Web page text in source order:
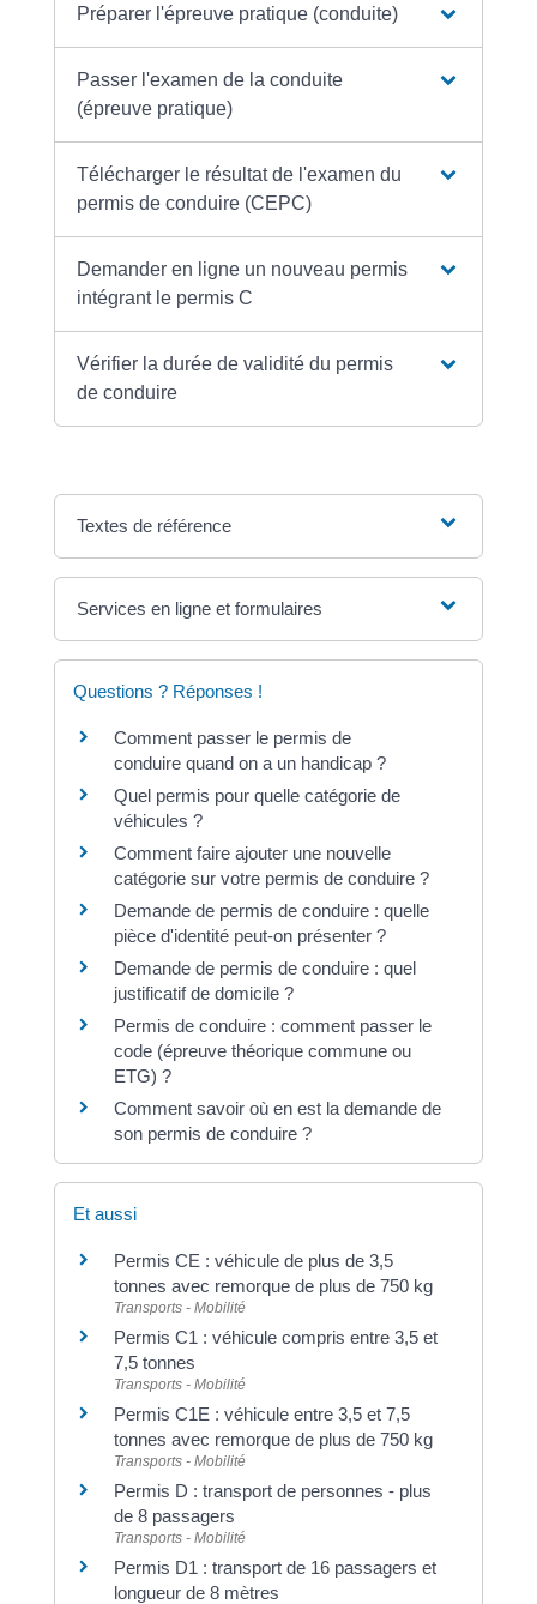
Préparer l'épreuve pratique (conduite)
Passer l'examen de la conduite
(épreuve pratique)
Télécharger le résultat de l'examen du
permis de conduire (CEPC)
Demander en ligne un nouveau permis
intégrant le permis C
Vérifier la durée de validité du permis
de conduire
Textes de référence
Services en ligne et formulaires
Questions ? Réponses !
Comment passer le permis de
conduire quand on a un handicap ?
Quel permis pour quelle catégorie de
véhicules ?
Comment faire ajouter une nouvelle
catégorie sur votre permis de conduire ?
Demande de permis de conduire : quelle
pièce d'identité peut-on présenter ?
Demande de permis de conduire : quel
justificatif de domicile ?
Permis de conduire : comment passer le
code (épreuve théorique commune ou
ETG) ?
Comment savoir où en est la demande de
son permis de conduire ?
Et aussi
Permis CE : véhicule de plus de 3,5
tonnes avec remorque de plus de 750 kg
Transports - Mobilité
Permis C1 : véhicule compris entre 3,5 et
7,5 tonnes
Transports - Mobilité
Permis C1E : véhicule entre 3,5 et 7,5
tonnes avec remorque de plus de 750 kg
Transports - Mobilité
Permis D : transport de personnes - plus
de 8 passagers
Transports - Mobilité
Permis D1 : transport de 16 passagers et
longueur de 8 mètres